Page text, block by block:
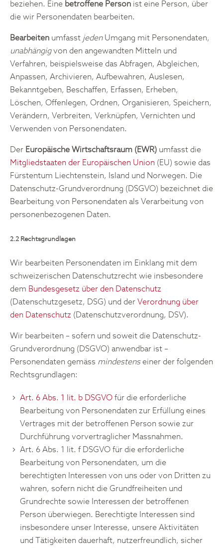
beziehen. Eine betroffene Person ist eine Person, über
die wir Personendaten bearbeiten.
Bearbeiten umfasst jedenUmgang mit Personendaten,
unabhängigvon den angewandten Mitteln und
Verfahren, beispielsweise das Abfragen, Abgleichen,
Anpassen, Archivieren, Aufbewahren, Auslesen,
Bekanntgeben, Beschaffen, Erfassen, Erheben,
Löschen, Offenlegen, Ordnen, Organisieren, Speichern,
Verändern, Verbreiten, Verknüpfen, Vernichten und
Verwenden von Personendaten.
Der Europäische Wirtschaftsraum (EWR) umfasst die
Mitgliedstaaten der Europäischen Union (EU) sowie das
Fürstentum Liechtenstein, Island und Norwegen. Die
Datenschutz-Grundverordnung (DSGVO) bezeichnet die
Bearbeitung von Personendaten als Verarbeitung von
personenbezogenen Daten.
2.2 Rechtsgrundlagen
Wir bearbeiten Personendaten im Einklang mit dem
schweizerischen Datenschutzrecht wie insbesondere
dem Bundesgesetz über den Datenschutz
(Datenschutzgesetz, DSG) und der Verordnung über
den Datenschutz (Datenschutzverordnung, DSV).
Wir bearbeiten – sofern und soweit die Datenschutz-
Grundverordnung (DSGVO) anwendbar ist –
Personendaten gemäss mindestenseiner der folgenden
Rechtsgrundlagen:
Art. 6 Abs. 1 lit. b DSGVO für die erforderliche
Bearbeitung von Personendaten zur Erfüllung eines
Vertrages mit der betroffenen Person sowie zur
Durchführung vorvertraglicher Massnahmen.
Art. 6 Abs. 1 lit. f DSGVO für die erforderliche
Bearbeitung von Personendaten, um die
berechtigten Interessen von uns oder von Dritten zu
wahren, sofern nicht die Grundfreiheiten und
Grundrechte sowie Interessen der betroffenen
Person überwiegen. Berechtigte Interessen sind
insbesondere unser Interesse, unsere Aktivitäten
und Tätigkeiten dauerhaft, nutzerfreundlich, sicher